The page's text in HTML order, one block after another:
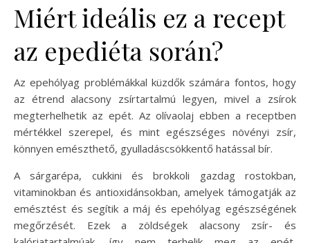
Miért ideális ez a recept
az epediéta során?
Az epehólyag problémákkal küzdők számára fontos, hogy
az étrend alacsony zsírtartalmú legyen, mivel a zsírok
megterhelhetik az epét. Az olívaolaj ebben a receptben
mértékkel szerepel, és mint egészséges növényi zsír,
könnyen emészthető, gyulladáscsökkentő hatással bír.
A sárgarépa, cukkini és brokkoli gazdag rostokban,
vitaminokban és antioxidánsokban, amelyek támogatják az
emésztést és segítik a máj és epehólyag egészségének
megőrzését. Ezek a zöldségek alacsony zsír- és